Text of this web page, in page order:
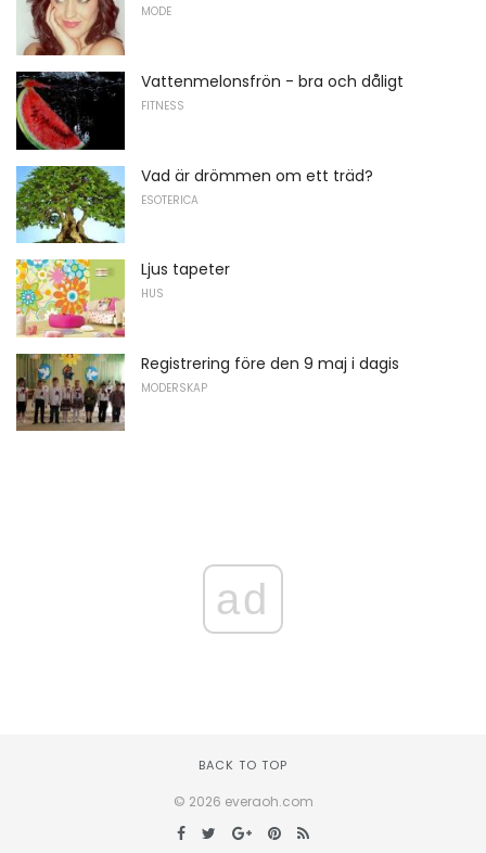
MODE
Vattenmelonsfrön - bra och dåligt
FITNESS
Vad är drömmen om ett träd?
ESOTERICA
Ljus tapeter
HUS
Registrering före den 9 maj i dagis
MODERSKAP
ad
BACK TO TOP
© 2026 everaoh.com